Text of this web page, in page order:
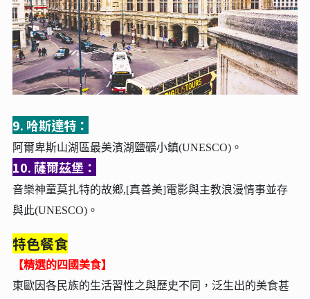
9. 哈斯達特：
阿爾卑斯山湖區最美濱湖鹽礦小鎮(UNESCO)。
10. 薩爾茲堡：
音樂神童莫扎特的故鄉,[真善美]電影與主教浪漫情事並存
與此(UNESCO)。
特色餐食
【精選的四國美食】
東歐因各民族的生活習性之與歷史不同，泛生出的美食甚